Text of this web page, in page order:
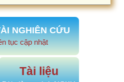
giảng, sách NCKH
VẤN
báo cáo đã có
BẰNG AI
mẫu báo cáo.